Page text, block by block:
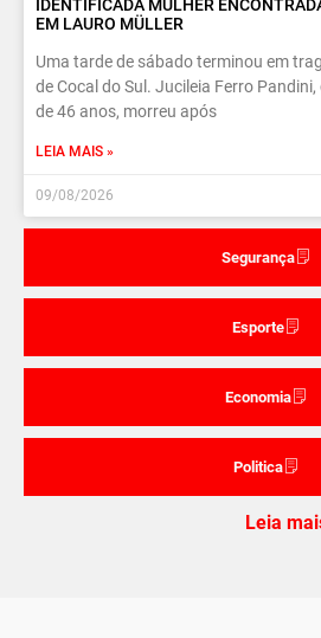
Segurança
Esporte
Economia
Politica
IDENTIFICADA MULHER
EM LAURO MÜLLER
Uma tarde de sábado terminou em
de Cocal do Sul. Jucileia Ferro
de 46 anos, morreu após
LEIA MAIS »
09/08/2026
Leia